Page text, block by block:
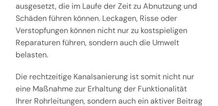
ausgesetzt, die im Laufe der Zeit zu Abnutzung und
Schäden führen können. Leckagen, Risse oder
Verstopfungen können nicht nur zu kostspieligen
Reparaturen führen, sondern auch die Umwelt
belasten.
Die rechtzeitige Kanalsanierung ist somit nicht nur
eine Maßnahme zur Erhaltung der Funktionalität
Ihrer Rohrleitungen, sondern auch ein aktiver Beitrag